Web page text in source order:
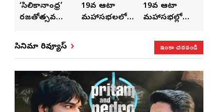
‘సిలికానాంధ్ర’
రజతోత్సవ
కుంభ హారతి
19వ ఆటా
మహాసభలలో
19వ ఆటా
మహాసభల్లో
ప్రత్యేకంగా
‘ఉమెన్స్ ఫోరమ్’
సినిమా రివ్యూస్ ఇంకా చదవండి